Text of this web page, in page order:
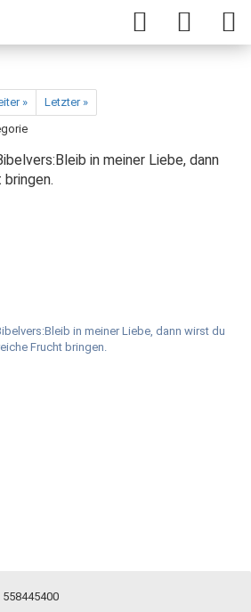
»
Letzter »
in meiner Liebe, dann
558445400